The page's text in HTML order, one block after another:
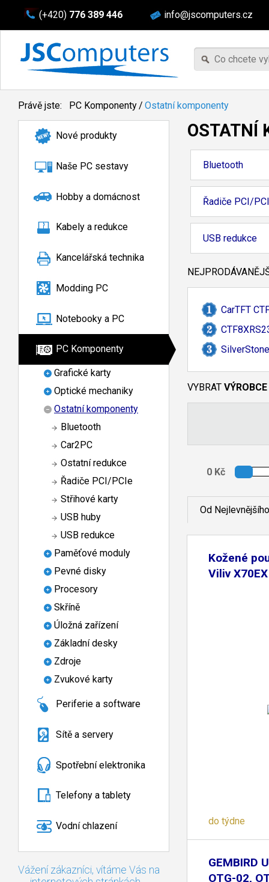
(+420) 776 389 446 info@jscomputers.cz
Právě jste: PC Komponenty/ Ostatní komponenty
Nové produkty
Naše PC sestavy
Hobby a domácnost
Kabely a redukce
Kancelářská technika
Modding PC
Notebooky a PC
PC Komponenty
Grafické karty
Optické mechaniky
Ostatní komponenty
Bluetooth
Car2PC
Ostatní redukce
Řadiče PCI/PCIe
Střihové karty
USB huby
USB redukce
Paměťové moduly
Pevné disky
Procesory
Skříně
Úložná zařízení
Základní desky
Zdroje
Zvukové karty
Periferie a software
Sítě a servery
Spotřební elektronika
Telefony a tablety
Vodní chlazení
Vážení zákazníci, vítáme Vás na
OSTATNÍ
Bluetooth
Řadiče PCI/
USB redukce
CarTFT
VYBRAT VÝROBCE
Od Nejlevnějšího
Kožené
Viliv
do týdne
GEMBIRD
OTG-02,